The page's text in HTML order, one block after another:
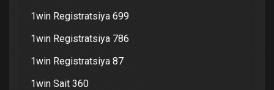
1win Registratsiya 699
1win Registratsiya 786
1win Registratsiya 87
1win Sait 360